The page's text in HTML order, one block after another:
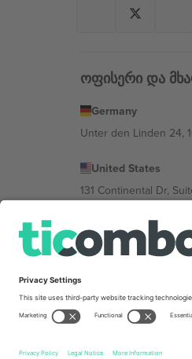
ოფისერი და
Germany
Unter den Linden 24,
United States
131 Continental Dr,
Bulgaria
Regus Sofia City
Av Chapultepec 360,
კონკრეტული